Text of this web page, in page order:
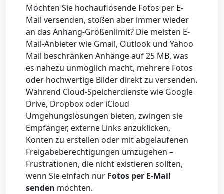
Möchten Sie hochauflösende Fotos per E-
Mail versenden, stoßen aber immer wieder
an das Anhang-Größenlimit? Die meisten E-
Mail-Anbieter wie Gmail, Outlook und Yahoo
Mail beschränken Anhänge auf 25 MB, was
es nahezu unmöglich macht, mehrere Fotos
oder hochwertige Bilder direkt zu versenden.
Während Cloud-Speicherdienste wie Google
Drive, Dropbox oder iCloud
Umgehungslösungen bieten, zwingen sie
Empfänger, externe Links anzuklicken,
Konten zu erstellen oder mit abgelaufenen
Freigabeberechtigungen umzugehen –
Frustrationen, die nicht existieren sollten,
wenn Sie einfach nur Fotos per E-Mail
senden möchten.